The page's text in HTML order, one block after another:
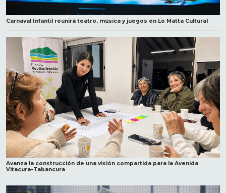
Carnaval Infantil reunirá teatro, música y juegos en Lo Matta Cultural
Avanza la construcción de una visión compartida para la Avenida
Vitacura–Tabancura